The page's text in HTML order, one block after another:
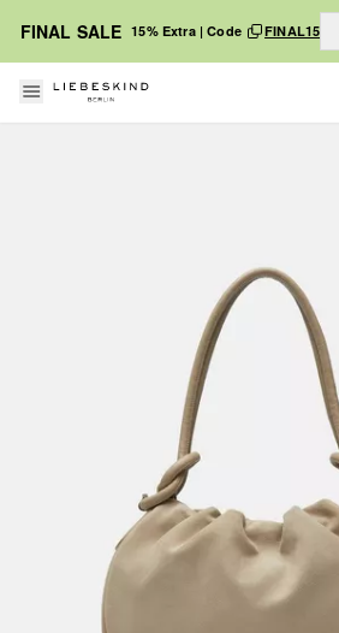
FINAL SALE 15% Extra | Code FINAL15